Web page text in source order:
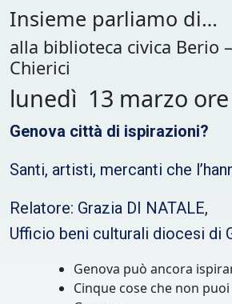
Insieme parliamo di…
alla biblioteca civica Berio
Chierici
lunedì 13 marzo ore
Genova città di ispirazioni?
Santi, artisti, mercanti che
Relatore: Grazia DI NATALE,
Ufficio beni culturali diocesi di
Genova può ancora
Cinque cose che non